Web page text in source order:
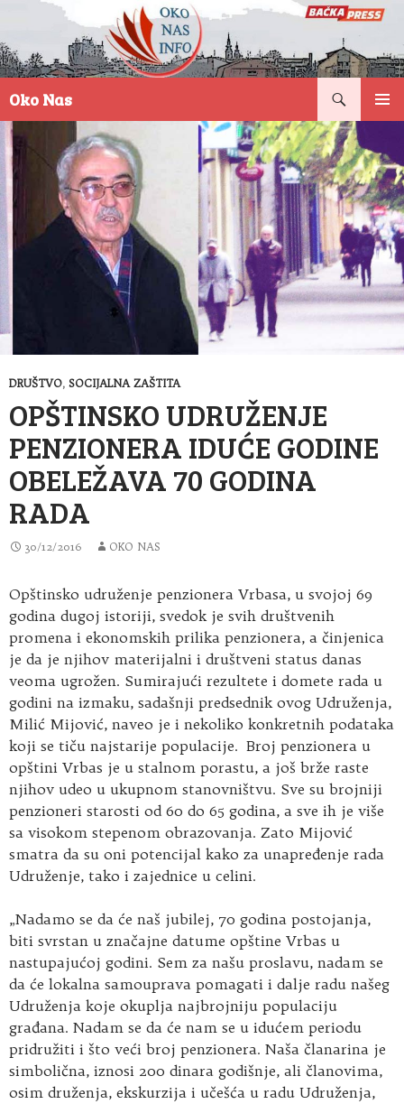
Oko Nas
NA
SADRŽAJ
DRUŠTVO, SOCIJALNA ZAŠTITA
OPŠTINSKO UDRUŽENJE
PENZIONERA IDUĆE GODINE
OBELEŽAVA 70 GODINA
RADA
30/12/2016 OKO NAS
Opštinsko udruženje penzionera Vrbasa, u svojoj 69
godina dugoj istoriji, svedok je svih društvenih
promena i ekonomskih prilika penzionera, a činjenica
je da je njihov materijalni i društveni status danas
veoma ugrožen. Sumirajući rezultete i domete rada u
godini na izmaku, sadašnji predsednik ovog Udruženja,
Milić Mijović, naveo je i nekoliko konkretnih podataka
koji se tiču najstarije populacije. Broj penzionera u
opštini Vrbas je u stalnom porastu, a još brže raste
njihov udeo u ukupnom stanovništvu. Sve su brojniji
penzioneri starosti od 60 do 65 godina, a sve ih je više
sa visokom stepenom obrazovanja. Zato Mijović
smatra da su oni potencijal kako za unapređenje rada
Udruženje, tako i zajednice u celini.
„Nadamo se da će naš jubilej, 70 godina postojanja,
biti svrstan u značajne datume opštine Vrbas u
nastupajućoj godini. Sem za našu proslavu, nadam se
da će lokalna samouprava pomagati i dalje radu našeg
Udruženja koje okuplja najbrojniju populaciju
građana. Nadam se da će nam se u idućem periodu
pridružiti i što veći broj penzionera. Naša članarina je
simbolična, iznosi 200 dinara godišnje, ali članovima,
osim druženja, ekskurzija i učešća u radu Udruženja,